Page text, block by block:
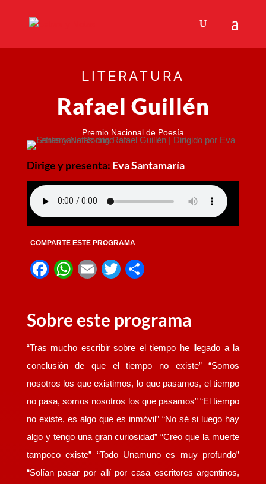
LITERATURA
Rafael Guillén
Premio Nacional de Poesía
Dirige y presenta: Eva Santamaría
COMPARTE ESTE PROGRAMA
F
e
b
o
o
k
W
s
A
p
p
E T
er
C
p
ar
tir
Sobre este programa
“Tras mucho escribir sobre el tiempo he llegado a la
conclusión de que el tiempo no existe” “Somos
nosotros los que existimos, lo que pasamos, el tiempo
no pasa, somos nosotros los que pasamos” “El tiempo
no existe, es algo que es inmóvil” “No sé si luego hay
algo y tengo una gran curiosidad” “Creo que la muerte
tampoco existe” “Todo Unamuno es muy profundo”
“Solían pasar por allí por casa escritores argentinos,